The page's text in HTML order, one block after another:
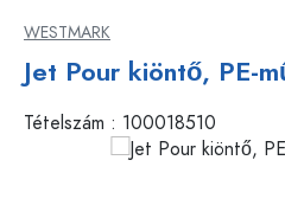
WESTMARK
Jet Pour kiöntő, PE-
Tételszám : 100018510